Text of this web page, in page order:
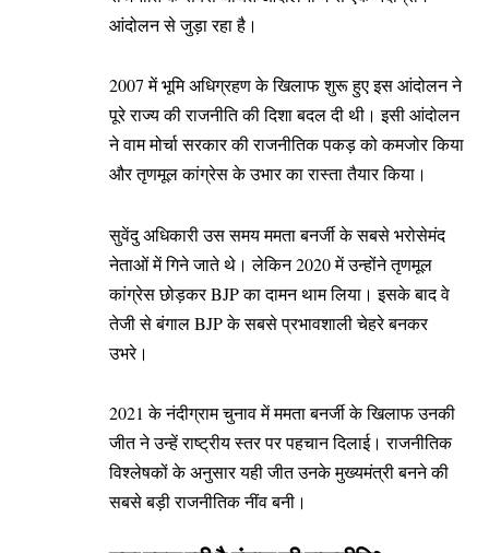
आंदोलन से जुड़ा रहा है।
2007 में भूमि अधिग्रहण के खिलाफ शुरू हुए इस आंदोलन ने
पूरे राज्य की राजनीति की दिशा बदल दी थी। इसी आंदोलन
ने वाम मोर्चा सरकार की राजनीतिक पकड़ को कमजोर किया
और तृणमूल कांग्रेस के उभार का रास्ता तैयार किया।
सुवेंदु अधिकारी उस समय ममता बनर्जी के सबसे भरोसेमंद
नेताओं में गिने जाते थे। लेकिन 2020 में उन्होंने तृणमूल
कांग्रेस छोड़कर BJP का दामन थाम लिया। इसके बाद वे
तेजी से बंगाल BJP के सबसे प्रभावशाली चेहरे बनकर
उभरे।
2021 के नंदीग्राम चुनाव में ममता बनर्जी के खिलाफ उनकी
जीत ने उन्हें राष्ट्रीय स्तर पर पहचान दिलाई। राजनीतिक
विश्लेषकों के अनुसार यही जीत उनके मुख्यमंत्री बनने की
सबसे बड़ी राजनीतिक नींव बनी।